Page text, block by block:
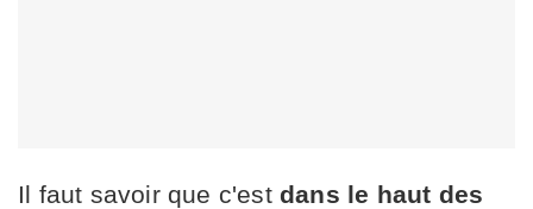
Il faut savoir que c'est dans le haut des